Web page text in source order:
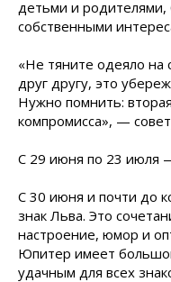
детьми и родителями,
собственными
«Не тяните одеяло на
друг другу, это
Нужно помнить:
компромисса», —
С 29 июня по 23 июля
С 30 июня и почти до
знак Льва. Это
настроение, юмор и
Юпитер имеет
удачным для всех